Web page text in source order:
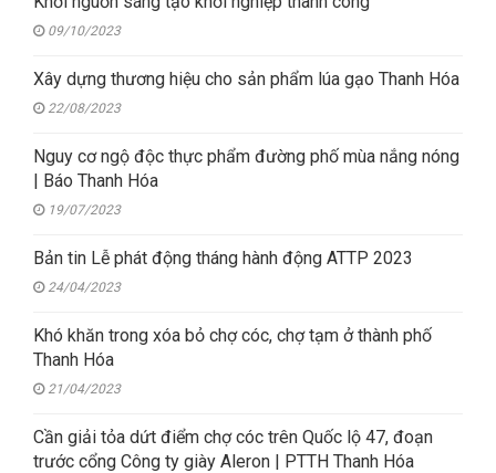
09/10/2023
Xây dựng thương hiệu cho sản phẩm lúa gạo Thanh Hóa
22/08/2023
Nguy cơ ngộ độc thực phẩm đường phố mùa nắng nóng
| Báo Thanh Hóa
19/07/2023
Bản tin Lễ phát động tháng hành động ATTP 2023
24/04/2023
Khó khăn trong xóa bỏ chợ cóc, chợ tạm ở thành phố
Thanh Hóa
21/04/2023
Cần giải tỏa dứt điểm chợ cóc trên Quốc lộ 47, đoạn
trước cổng Công ty giày Aleron | PTTH Thanh Hóa